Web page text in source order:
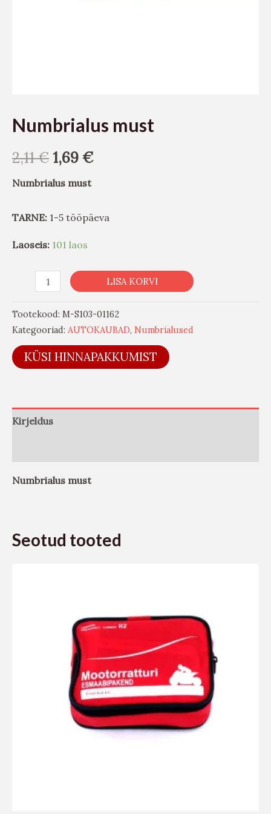
Numbrialus must
2,11€1,69€
Numbrialus must
TARNE: 1-5 tööpäeva
Laoseis: 101 laos
LISA KORVI
Tootekood: M-S103-01162
Kategooriad: AUTOKAUBAD, Numbrialused
KÜSI HINNAPAKKUMIST
Kirjeldus
Numbrialus must
Seotud tooted